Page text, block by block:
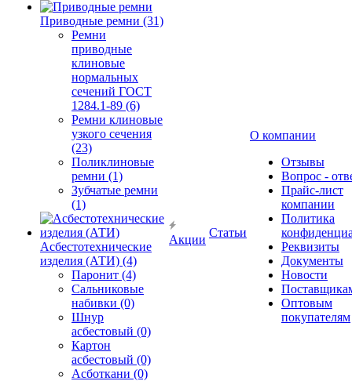
Приводные ремни (31)
Ремни
приводные
клиновые
нормальных
сечений ГОСТ
1284.1-89 (6)
Ремни клиновые
узкого сечения
(23)
Поликлиновые
ремни (1)
Зубчатые ремни
(1)
Асбестотехнические
изделия (АТИ) (4)
Паронит (4)
Сальниковые
набивки (0)
Шнур
асбестовый (0)
Картон
асбестовый (0)
Асботкани (0)
Акции
Статьи
О компании
Отзывы
Вопрос -
Прайс-лист
компании
Политика
Реквизиты
Документы
Новости
Оптовым
покупателям